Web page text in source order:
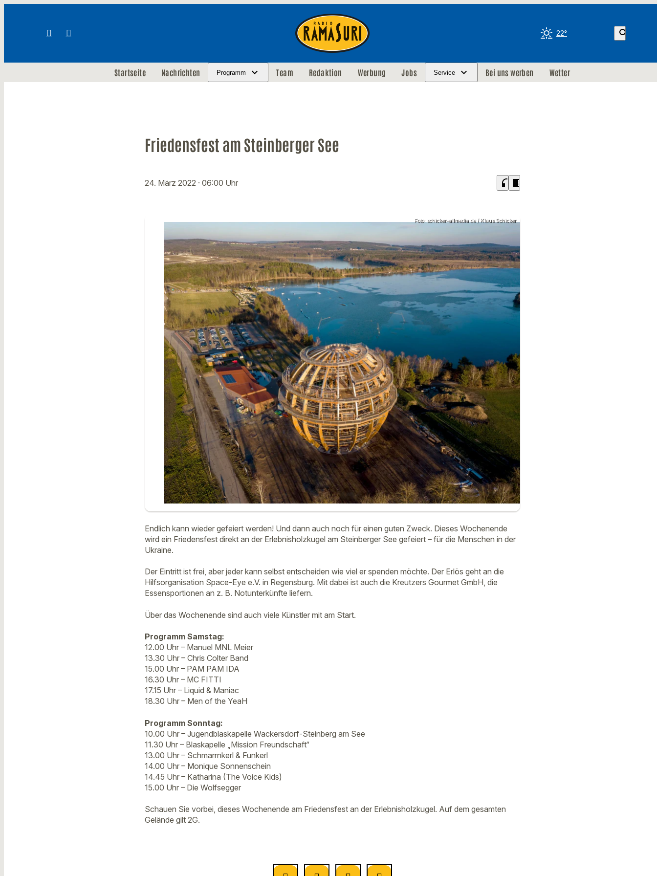
22° search
Startseite Nachrichten Programm Team Redaktion Werbung Jobs Service Bei uns werben Wetter
Friedensfest am Steinberger See
24. März 2022 · 06:00 Uhr headphones chrome_reader_mode
Foto: schicker-allmedia.de / Klaus Schicker
Endlich kann wieder gefeiert werden! Und dann auch noch für einen guten Zweck. Dieses Wochenende
wird ein Friedensfest direkt an der Erlebnisholzkugel am Steinberger See gefeiert – für die Menschen in der
Ukraine.
Der Eintritt ist frei, aber jeder kann selbst entscheiden wie viel er spenden möchte. Der Erlös geht an die
Hilfsorganisation Space-Eye e.V. in Regensburg. Mit dabei ist auch die Kreutzers Gourmet GmbH, die
Essensportionen an z. B. Notunterkünfte liefern.
Über das Wochenende sind auch viele Künstler mit am Start.
Programm Samstag:
12.00 Uhr – Manuel MNL Meier
13.30 Uhr – Chris Colter Band
15.00 Uhr – PAM PAM IDA
16.30 Uhr – MC FITTI
17.15 Uhr – Liquid & Maniac
18.30 Uhr – Men of the YeaH
Programm Sonntag:
10.00 Uhr – Jugendblaskapelle Wackersdorf-Steinberg am See
11.30 Uhr – Blaskapelle „Mission Freundschaft“
13.00 Uhr – Schmarrnkerl & Funkerl
14.00 Uhr – Monique Sonnenschein
14.45 Uhr – Katharina (The Voice Kids)
15.00 Uhr – Die Wolfsegger
Schauen Sie vorbei, dieses Wochenende am Friedensfest an der Erlebnisholzkugel. Auf dem gesamten
Gelände gilt 2G.